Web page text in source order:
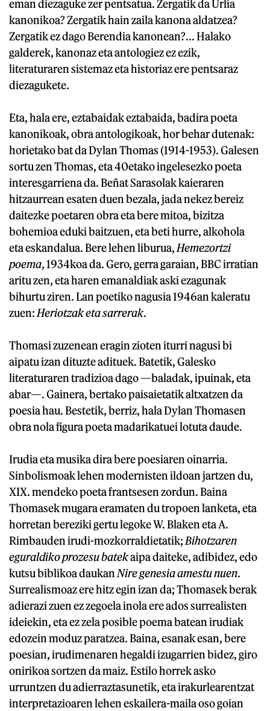
eman diezaguke zer pentsatua. Zergatik da Urlia
kanonikoa? Zergatik hain zaila kanona aldatzea?
Zergatik ez dago Berendia kanonean?... Halako
galderek, kanonaz eta antologiez ez ezik,
literaturaren sistemaz eta historiaz ere pentsaraz
diezagukete.
Eta, hala ere, eztabaidak eztabaida, badira poeta
kanonikoak, obra antologikoak, hor behar dutenak:
horietako bat da Dylan Thomas (1914-1953). Galesen
sortu zen Thomas, eta 40etako ingelesezko poeta
interesgarriena da. Beñat Sarasolak kaieraren
hitzaurrean esaten duen bezala, jada nekez bereiz
daitezke poetaren obra eta bere mitoa, bizitza
bohemioa eduki baitzuen, eta beti hurre, alkohola
eta eskandalua. Bere lehen liburua, Hemezortzi
poema, 1934koa da. Gero, gerra garaian, BBC irratian
aritu zen, eta haren emanaldiak aski ezagunak
bihurtu ziren. Lan poetiko nagusia 1946an kaleratu
zuen: Heriotzak eta sarrerak.
Thomasi zuzenean eragin zioten iturri nagusi bi
aipatu izan dituzte adituek. Batetik, Galesko
literaturaren tradizioa dago —baladak, ipuinak, eta
abar—. Gainera, bertako paisaietatik altxatzen da
poesia hau. Bestetik, berriz, hala Dylan Thomasen
obra nola figura poeta madarikatuei lotuta daude.
Irudia eta musika dira bere poesiaren oinarria.
Sinbolismoak lehen modernisten ildoan jartzen du,
XIX. mendeko poeta frantsesen zordun. Baina
Thomasek mugara eramaten du tropoen lanketa, eta
horretan bereziki gertu legoke W. Blaken eta A.
Rimbauden irudi-mozkorraldietatik; Bihotzaren
eguraldiko prozesu batekaipa daiteke, adibidez, edo
kutsu biblikoa daukan Nire genesia amestu nuen.
Surrealismoaz ere hitz egin izan da; Thomasek berak
adierazi zuen ez zegoela inola ere ados surrealisten
ideiekin, eta ez zela posible poema batean irudiak
edozein moduz paratzea. Baina, esanak esan, bere
poesian, irudimenaren hegaldi izugarrien bidez, giro
onirikoa sortzen da maiz. Estilo horrek asko
urruntzen du adierraztasunetik, eta irakurlearentzat
interpretazioaren lehen eskailera-maila oso goian